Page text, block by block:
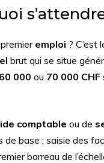
emploi ? C’est
brut qui se situe
60 000 ou 70 000 CHF
comptable ou de
de base : saisie des
barreau de